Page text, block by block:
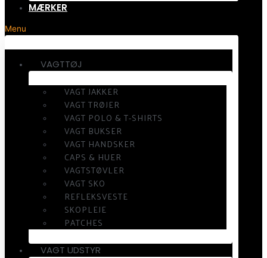
MÆRKER
Menu
VAGTTØJ
VAGT JAKKER
VAGT TRØJER
VAGT POLO & T-SHIRTS
VAGT BUKSER
VAGT HANDSKER
CAPS & HUER
VAGTSTØVLER
VAGT SKO
REFLEKSVESTE
SKOPLEJE
PATCHES
VAGT UDSTYR